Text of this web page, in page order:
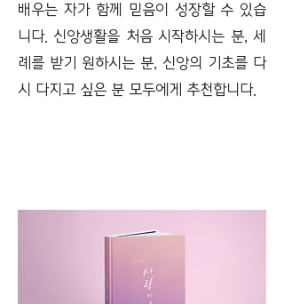
배우는 자가 함께 믿음이 성장할 수 있습
니다. 신앙생활을 처음 시작하시는 분, 세
례를 받기 원하시는 분, 신앙의 기초를 다
시 다지고 싶은 분 모두에게 추천합니다.